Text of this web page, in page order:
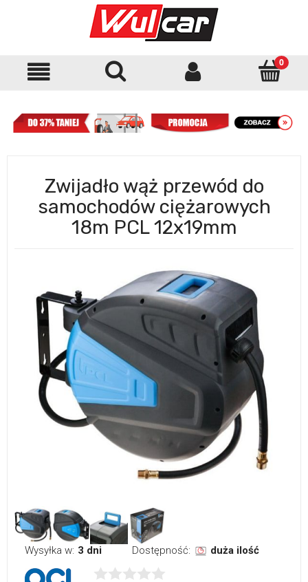
Zwijadło wąż przewód do
samochodów ciężarowych
18m PCL 12x19mm
Wysyłka w: 3 dni Dostępność: duża ilość